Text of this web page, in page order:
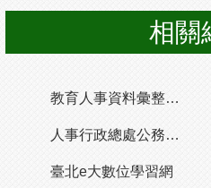
相關
教育人事資料彙整應用平臺
人事行政總處公務人員終身學習入口網
臺北e大數位學習網